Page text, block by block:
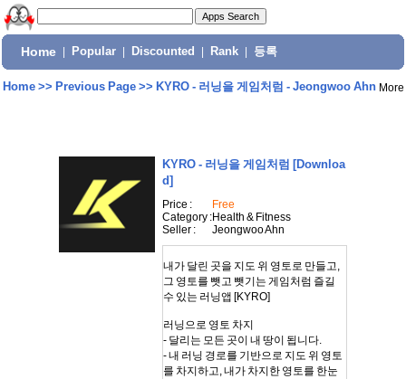
Home Popular Discounted Rank 등록
Home>> Previous Page>> KYRO - 러닝을 게임처럼 - Jeongwoo Ahn More
KYRO - 러닝을 게임처럼 [Downloa
d]
Price :
Free
Category :Health & Fitness
Seller :
Jeongwoo Ahn
내가 달린 곳을 지도 위 영토로 만들고,
그 영토를 뺏고 뺏기는 게임처럼 즐길
수 있는 러닝앱 [KYRO]
러닝으로 영토 차지
- 달리는 모든 곳이 내 땅이 됩니다.
- 내 러닝 경로를 기반으로 지도 위 영토
를 차지하고, 내가 차지한 영토를 한눈